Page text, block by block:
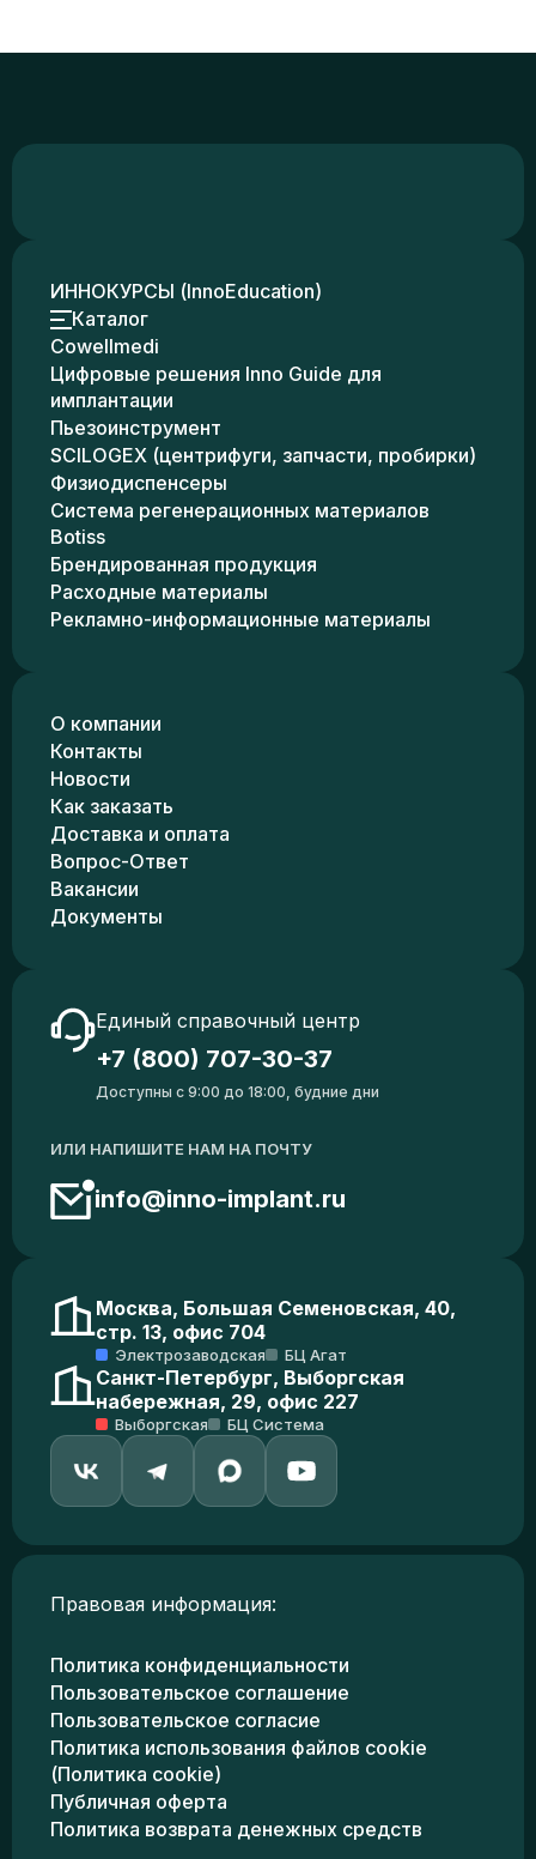
ИННОКУРСЫ (InnoEducation)
Каталог
Cowellmedi
Цифровые решения Inno Guide для
имплантации
Пьезоинструмент
SCILOGEX (центрифуги, запчасти, пробирки)
Физиодиспенсеры
Система регенерационных материалов
Botiss
Брендированная продукция
Расходные материалы
Рекламно-информационные материалы
О компании
Контакты
Новости
Как заказать
Доставка и оплата
Вопрос-Ответ
Вакансии
Документы
Единый справочный центр
+7 (800) 707-30-37
Доступны с 9:00 до 18:00, будние дни
ИЛИ НАПИШИТЕ НАМ НА ПОЧТУ
info@inno-implant.ru
Москва, Большая Семеновская, 40,
стр. 13, офис 704
Электрозаводская БЦ Агат
Санкт-Петербург, Выборгская
набережная, 29, офис 227
Выборгская БЦ Система
Правовая информация:
Политика конфиденциальности
Пользовательское соглашение
Пользовательское согласие
Политика использования файлов cookie
(Политика cookie)
Публичная оферта
Политика возврата денежных средств